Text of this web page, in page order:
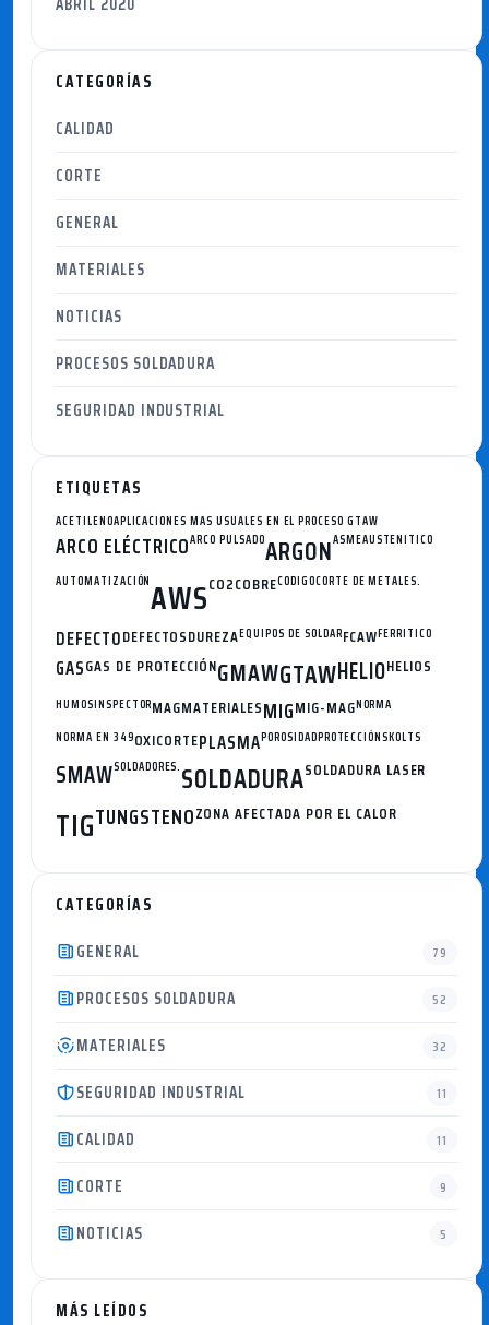
CATEGORÍAS
CALIDAD
CORTE
GENERAL
MATERIALES
NOTICIAS
PROCESOS SOLDADURA
SEGURIDAD INDUSTRIAL
ETIQUETAS
ACETILENOAPLICACIONES MAS USUALES EN EL PROCESO GTAW
ARCO ELÉCTRICOARCO PULSADOARGONASMEAUSTENITICO
AUTOMATIZACIÓNAWSCO2COBRECODIGOCORTE DE METALES.
DEFECTODEFECTOSDUREZAEQUIPOS DE SOLDARFCAWFERRITICO
GASGAS DE PROTECCIÓNGMAWGTAWHELIOHELIOS
HUMOSINSPECTORMAGMATERIALESMIGMIG-MAGNORMA
NORMA EN 349OXICORTEPLASMAPOROSIDADPROTECCIÓNSKOLTS
SMAWSOLDADORES.SOLDADURASOLDADURA LASER
TIGTUNGSTENOZONA AFECTADA POR EL CALOR
CATEGORÍAS
GENERAL
79
PROCESOS SOLDADURA 52
MATERIALES 32
SEGURIDAD INDUSTRIAL 11
CALIDAD 11
CORTE 9
NOTICIAS 5
MÁS LEÍDOS